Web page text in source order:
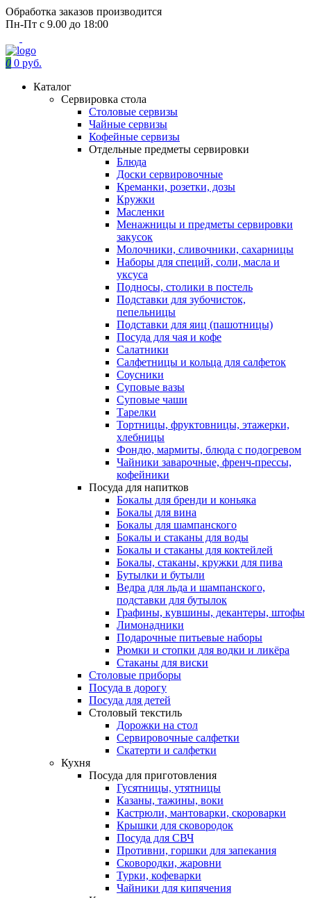
Обработка заказов производится
Пн-Пт с 9.00 до 18:00
0 0 руб.
Каталог
Сервировка стола
Столовые сервизы
Чайные сервизы
Кофейные сервизы
Отдельные предметы сервировки
Блюда
Доски сервировочные
Креманки, розетки, дозы
Кружки
Масленки
Менажницы и предметы сервировки
закусок
Молочники, сливочники, сахарницы
Наборы для специй, соли, масла и
уксуса
Подносы, столики в постель
Подставки для зубочисток,
пепельницы
Подставки для яиц (пашотницы)
Посуда для чая и кофе
Салатники
Салфетницы и кольца для салфеток
Соусники
Суповые вазы
Суповые чаши
Тарелки
Тортницы, фруктовницы, этажерки,
хлебницы
Фондю, мармиты, блюда с подогревом
Чайники заварочные, френч-прессы,
кофейники
Посуда для напитков
Бокалы для бренди и коньяка
Бокалы для вина
Бокалы для шампанского
Бокалы и стаканы для воды
Бокалы и стаканы для коктейлей
Бокалы, стаканы, кружки для пива
Бутылки и бутыли
Ведра для льда и шампанского,
подставки для бутылок
Графины, кувшины, декантеры, штофы
Лимонадники
Подарочные питьевые наборы
Рюмки и стопки для водки и ликёра
Стаканы для виски
Столовые приборы
Посуда в дорогу
Посуда для детей
Столовый текстиль
Дорожки на стол
Сервировочные салфетки
Скатерти и салфетки
Кухня
Посуда для приготовления
Гусятницы, утятницы
Казаны, тажины, воки
Кастрюли, мантоварки, скороварки
Крышки для сковородок
Посуда для СВЧ
Противни, горшки для запекания
Сковородки, жаровни
Турки, кофеварки
Чайники для кипячения